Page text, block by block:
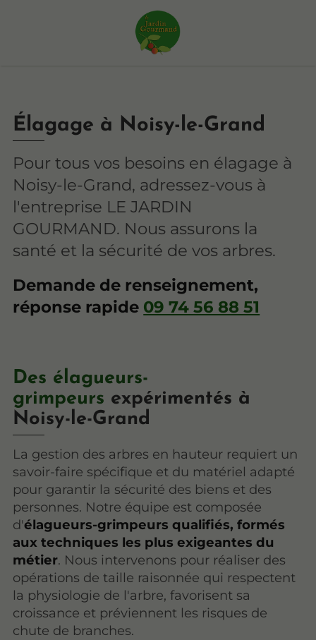
Élagage à Noisy-le-Grand
Pour tous vos besoins en élagage à
Noisy-le-Grand, adressez-vous à
l'entreprise LE JARDIN
GOURMAND. Nous assurons la
santé et la sécurité de vos arbres.
Demande de renseignement,
réponse rapide 09 74 56 88 51
Des élagueurs-
grimpeurs expérimentés à
Noisy-le-Grand
La gestion des arbres en hauteur requiert un
savoir-faire spécifique et du matériel adapté
pour garantir la sécurité des biens et des
personnes. Notre équipe est composée
d'élagueurs-grimpeurs qualifiés, formés
aux techniques les plus exigeantes du
métier. Nous intervenons pour réaliser des
opérations de taille raisonnée qui respectent
la physiologie de l'arbre, favorisent sa
croissance et préviennent les risques de
chute de branches.